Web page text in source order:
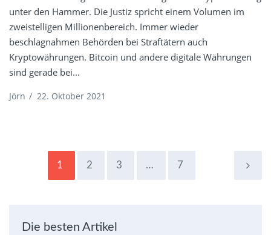
unter den Hammer. Die Justiz spricht einem Volumen im
zweistelligen Millionenbereich. Immer wieder
beschlagnahmen Behörden bei Straftätern auch
Kryptowährungen. Bitcoin und andere digitale Währungen
sind gerade bei...
Jörn / 22. Oktober 2021
1 2 3 … 7
Die besten Artikel